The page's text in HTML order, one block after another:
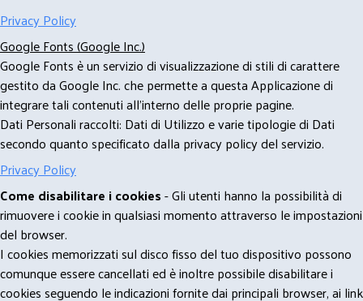
Privacy Policy
Google Fonts (Google Inc.)
Google Fonts è un servizio di visualizzazione di stili di carattere
gestito da Google Inc. che permette a questa Applicazione di
integrare tali contenuti all'interno delle proprie pagine.
Dati Personali raccolti: Dati di Utilizzo e varie tipologie di Dati
secondo quanto specificato dalla privacy policy del servizio.
Privacy Policy
Come disabilitare i cookies- Gli utenti hanno la possibilità di
rimuovere i cookie in qualsiasi momento attraverso le impostazioni
del browser.
I cookies memorizzati sul disco fisso del tuo dispositivo possono
comunque essere cancellati ed è inoltre possibile disabilitare i
cookies seguendo le indicazioni fornite dai principali browser, ai link